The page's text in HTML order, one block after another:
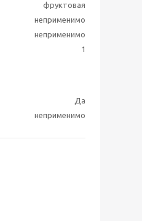
фруктовая
неприменимо
неприменимо
1
Да
неприменимо